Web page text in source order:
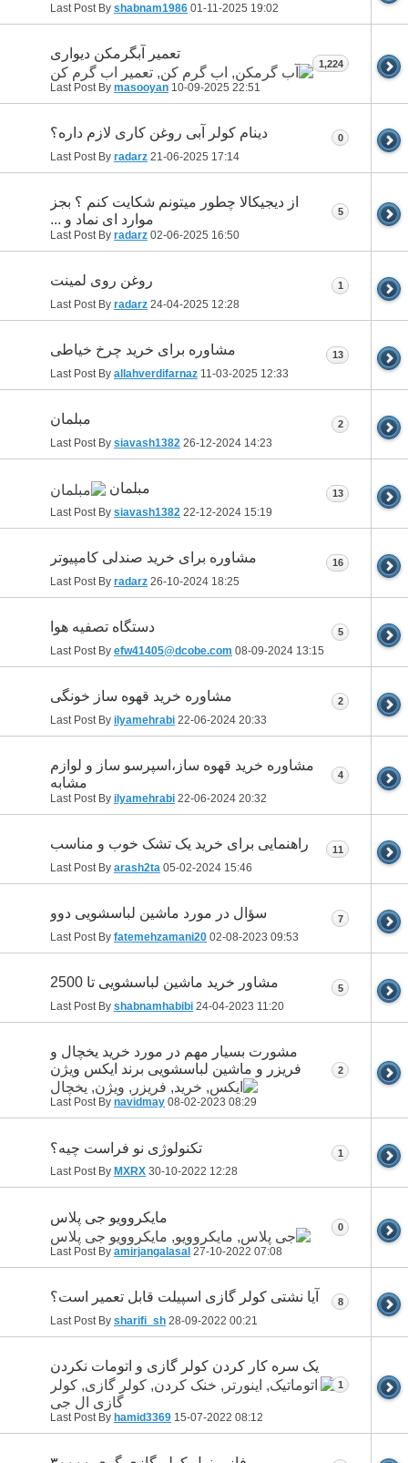
Last Post By shabnam1986 01-11-2025 19:02
تعمیر آبگرمکن دیواری
Last Post By masooyan 10-09-2025 22:51
1,224
دینام کولر آبی روغن کاری لازم داره؟
Last Post By radarz 21-06-2025 17:14
0
از دیجیکالا چطور میتونم شکایت کنم ؟ بجز
موارد ای نماد و ...
Last Post By radarz 02-06-2025 16:50
5
روغن روی لمینت
Last Post By radarz 24-04-2025 12:28
1
مشاوره برای خرید چرخ خیاطی
Last Post By allahverdifarnaz 11-03-2025 12:33
13
مبلمان
Last Post By siavash1382 26-12-2024 14:23
2
مبلمان
Last Post By siavash1382 22-12-2024 15:19
13
مشاوره برای خرید صندلی کامپیوتر
Last Post By radarz 26-10-2024 18:25
16
دستگاه تصفیه هوا
Last Post By efw41405@dcobe.com 08-09-2024 13:15
5
مشاوره خرید قهوه ساز خونگی
Last Post By ilyamehrabi 22-06-2024 20:33
2
مشاوره خرید قهوه ساز،اسپرسو ساز و لوازم
مشابه
Last Post By ilyamehrabi 22-06-2024 20:32
4
راهنمایی برای خرید یک تشک خوب و مناسب
Last Post By arash2ta 05-02-2024 15:46
11
سؤال در مورد ماشین لباسشویی دوو
Last Post By fatemehzamani20 02-08-2023 09:53
7
مشاور خرید ماشین لباسشویی تا 2500
Last Post By shabnamhabibi 24-04-2023 11:20
5
مشورت بسیار مهم در مورد خرید یخچال و
فریزر و ماشین لباسشویی برند ایکس ویژن
Last Post By navidmay 08-02-2023 08:29
2
تکنولوژی نو فراست چیه؟
Last Post By MXRX 30-10-2022 12:28
1
مایکروویو جی پلاس
Last Post By amirjangalasal 27-10-2022 07:08
0
آیا نشتی کولر گازی اسپیلت قابل تعمیر است؟
Last Post By sharifi_sh 28-09-2022 00:21
8
یک سره کار کردن کولر گازی و اتومات نکردن
Last Post By hamid3369 15-07-2022 08:12
1